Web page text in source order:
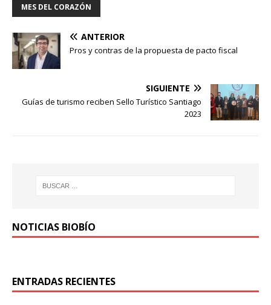
MES DEL CORAZÓN
ANTERIOR
Pros y contras de la propuesta de pacto fiscal
SIGUIENTE
Guías de turismo reciben Sello Turístico Santiago
2023
NOTICIAS BIOBÍO
ENTRADAS RECIENTES